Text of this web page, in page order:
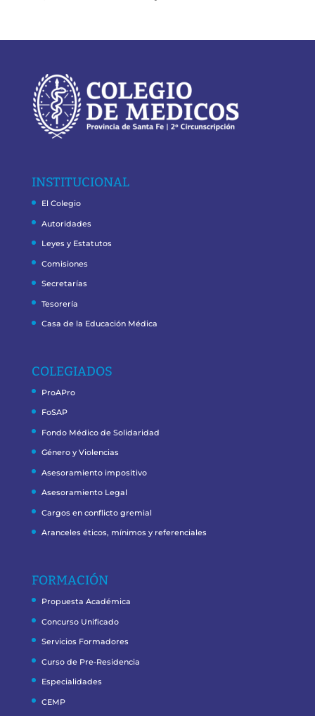
INSTITUCIONAL
El Colegio
Autoridades
Leyes y Estatutos
Comisiones
Secretarías
Tesorería
Casa de la Educación Médica
COLEGIADOS
ProAPro
FoSAP
Fondo Médico de Solidaridad
Género y Violencias
Asesoramiento impositivo
Asesoramiento Legal
Cargos en conflicto gremial
Aranceles éticos, mínimos y referenciales
FORMACIÓN
Propuesta Académica
Concurso Unificado
Servicios Formadores
Curso de Pre-Residencia
Especialidades
CEMP